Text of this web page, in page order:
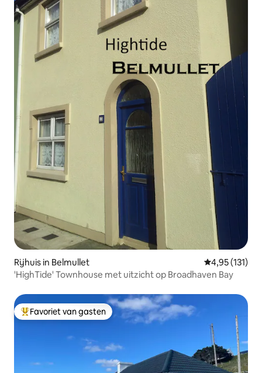
Rijhuis in Belmullet Gemiddelde
4,95 (131)
'HighTide' Townhouse met uitzicht op Broadhaven Bay
Topfavoriet van gasten
Favoriet van gasten